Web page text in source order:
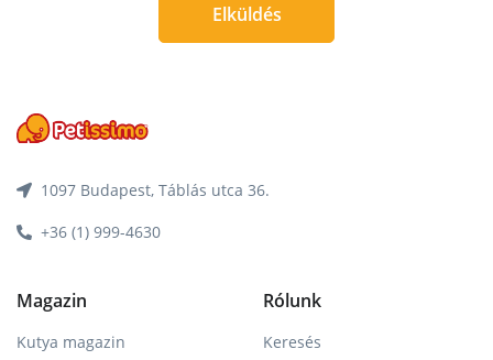
Elküldés
1097 Budapest, Táblás utca 36.
+36 (1) 999-4630
Magazin
Kutya magazin
Rólunk
Keresés